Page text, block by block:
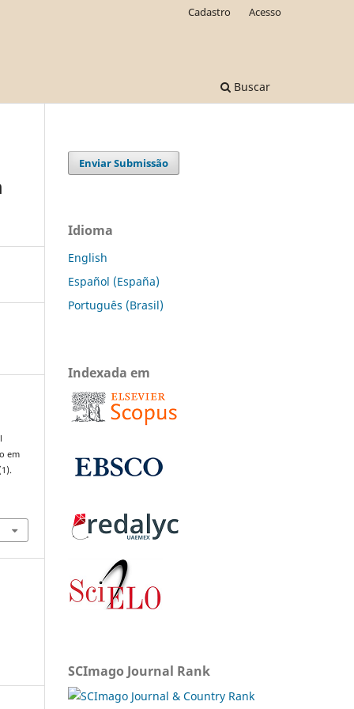
Buscar
Cadastro Acesso
em
Enviar Submissão
Idioma
English
Español (España)
Português (Brasil)
Indexada em
SCImago Journal Rank